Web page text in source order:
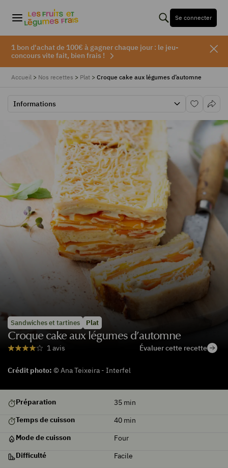
Se connecter
1 bon d'achat de 100€ à gagner chaque jour : le jeu-
concours vite fait, bien frais !
Accueil > Nos recettes > Plat > Croque cake aux légumes d’automne
Informations
Sandwiches et tartines Plat
Croque cake aux légumes d’automne
1 avis Évaluer cette recette
Crédit photo: © Ana Teixeira - Interfel
Préparation 35 min
Temps de cuisson
40 min
Mode de cuisson
Four
Difficulté
Facile